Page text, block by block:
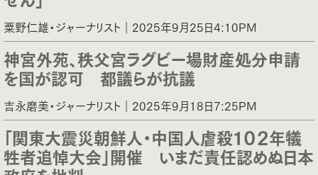
粟野仁雄・ジャーナリスト｜2025年9月25日4:10PM
神宮外苑、秩父宮ラグビー場財産処分申請
を国が認可 都議らが抗議
吉永磨美・ジャーナリスト｜2025年9月18日7:25PM
「関東大震災朝鮮人・中国人虐殺１０２年犠
牲者追悼大会」開催 いまだ責任認めぬ日本